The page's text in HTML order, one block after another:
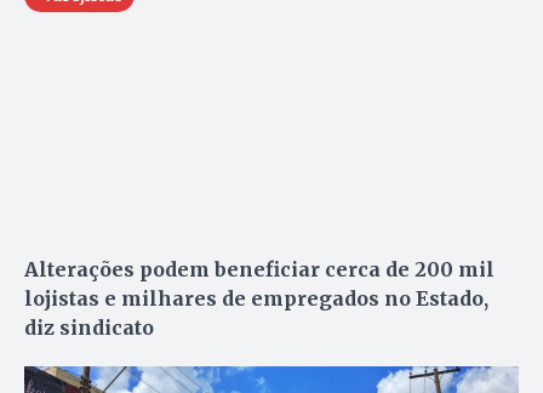
Alterações podem beneficiar cerca de 200 mil
lojistas e milhares de empregados no Estado,
diz sindicato